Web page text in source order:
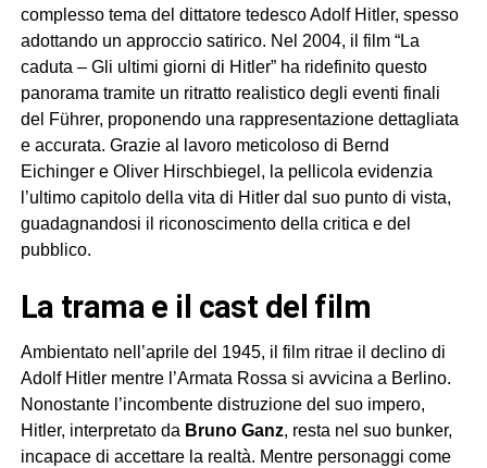
complesso tema del dittatore tedesco Adolf Hitler, spesso
adottando un approccio satirico. Nel 2004, il film “La
caduta – Gli ultimi giorni di Hitler” ha ridefinito questo
panorama tramite un ritratto realistico degli eventi finali
del Führer, proponendo una rappresentazione dettagliata
e accurata. Grazie al lavoro meticoloso di Bernd
Eichinger e Oliver Hirschbiegel, la pellicola evidenzia
l’ultimo capitolo della vita di Hitler dal suo punto di vista,
guadagnandosi il riconoscimento della critica e del
pubblico.
la trama e il cast del film
Ambientato nell’aprile del 1945, il film ritrae il declino di
Adolf Hitler mentre l’Armata Rossa si avvicina a Berlino.
Nonostante l’incombente distruzione del suo impero,
Hitler, interpretato da Bruno Ganz, resta nel suo bunker,
incapace di accettare la realtà. Mentre personaggi come